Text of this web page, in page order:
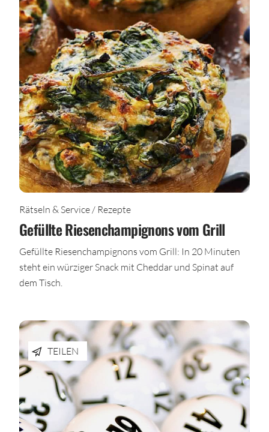
Rätseln & Service / Rezepte
Gefüllte Riesenchampignons vom Grill
Gefüllte Riesenchampignons vom Grill: In 20 Minuten
steht ein würziger Snack mit Cheddar und Spinat auf
dem Tisch.
TEILEN